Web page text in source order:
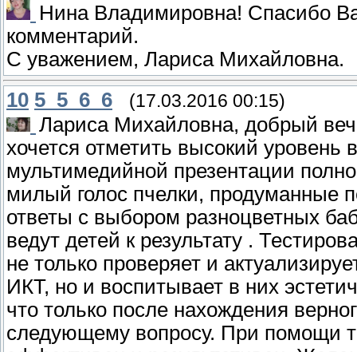
Нина Владимировна! Спасибо
комментарий.
С уважением, Лариса Михайловна.
10 5_5_6_6 (17.03.2016 00:15)
Лариса Михайловна, добрый
хочется отметить высокий
мультимедийной презентации
милый голос пчелки, продуманные
ответы с выбором разноцветных
ведут детей к результату .
не только проверяет и
ИКТ, но и воспитывает в них
что только после нахождения
следующему вопросу. При помощи